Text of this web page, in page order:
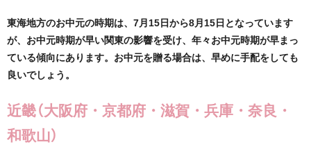
東海地方のお中元の時期は、7月15日から8月15日となっています
が、お中元時期が早い関東の影響を受け、年々お中元時期が早まっ
ている傾向にあります。お中元を贈る場合は、早めに手配をしても
良いでしょう。
近畿（大阪府・京都府・滋賀・兵庫・奈良・
和歌山）